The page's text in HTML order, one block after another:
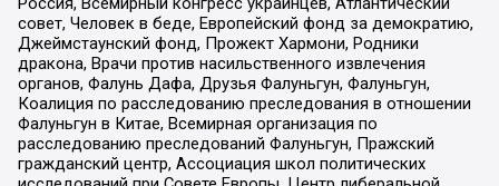
совет, Человек в беде, Европейский фонд за демократию,
Джеймстаунский фонд, Прожект Хармони, Родники
дракона, Врачи против насильственного извлечения
органов, Фалунь Дафа, Друзья Фалуньгун, Фалуньгун,
Коалиция по расследованию преследования в отношении
Фалуньгун в Китае, Всемирная организация по
расследованию преследований Фалуньгун, Пражский
гражданский центр, Ассоциация школ политических